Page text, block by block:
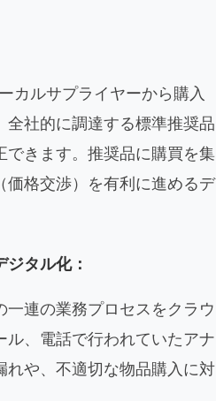
カルサプライヤーから購入
全社的に調達する標準推奨品
できます。推奨品に購買を集
価格交渉）を有利に進めるデ
タル化：
連の業務プロセスをクラウ
ル、電話で行われていたアナ
れや、不適切な物品購入に対